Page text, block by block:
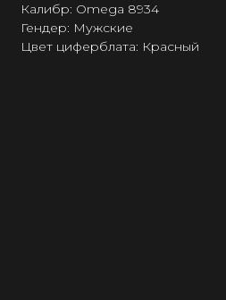
Калибр: Omega 8934
Гендер: Мужские
Цвет циферблата: Красный